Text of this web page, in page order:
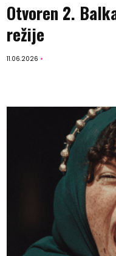
Otvoren 2.
režije
11.06.2026